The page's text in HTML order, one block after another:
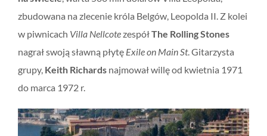
zbudowana na zlecenie króla Belgów, Leopolda II. Z kolei
w piwnicach Villa NellcotezespółThe Rolling Stones
nagrał swoją sławną płytę Exile on Main St. Gitarzysta
grupy, Keith Richards najmował willę od kwietnia 1971
do marca 1972 r.